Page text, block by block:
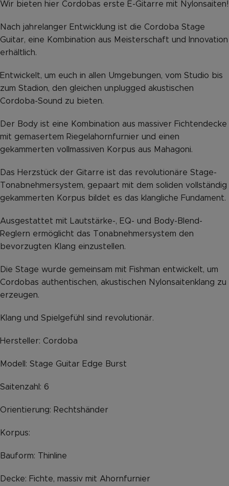
Wir bieten hier Cordobas erste E-Gitarre mit Nylonsaiten!
Nach jahrelanger Entwicklung ist die Cordoba Stage
Guitar, eine Kombination aus Meisterschaft und Innovation
erhältlich.
Entwickelt, um euch in allen Umgebungen, vom Studio bis
zum Stadion, den gleichen unplugged akustischen
Cordoba-Sound zu bieten.
Der Body ist eine Kombination aus massiver Fichtendecke
mit gemasertem Riegelahornfurnier und einen
gekammerten vollmassiven Korpus aus Mahagoni.
Das Herzstück der Gitarre ist das revolutionäre Stage-
Tonabnehmersystem, gepaart mit dem soliden vollständig
gekammerten Korpus bildet es das klangliche Fundament.
Ausgestattet mit Lautstärke-, EQ- und Body-Blend-
Reglern ermöglicht das Tonabnehmersystem den
bevorzugten Klang einzustellen.
Die Stage wurde gemeinsam mit Fishman entwickelt, um
Cordobas authentischen, akustischen Nylonsaitenklang zu
erzeugen.
Klang und Spielgefühl sind revolutionär.
Hersteller: Cordoba
Modell: Stage Guitar Edge Burst
Saitenzahl: 6
Orientierung: Rechtshänder
Korpus:
Bauform: Thinline
Decke: Fichte, massiv mit Ahornfurnier